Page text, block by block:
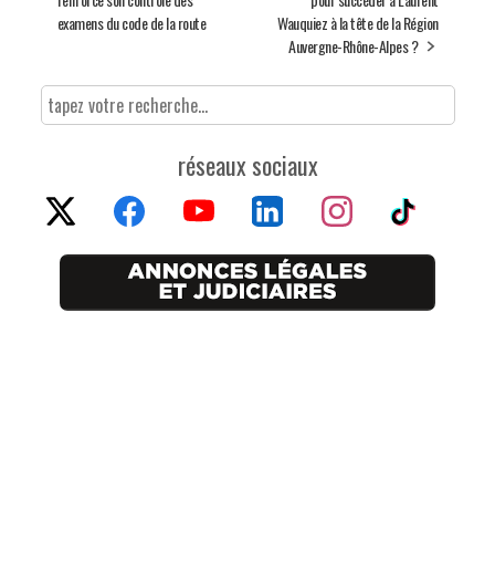
examens du code de la route
Wauquiez à la tête de la Région
Auvergne-Rhône-Alpes ?
réseaux sociaux